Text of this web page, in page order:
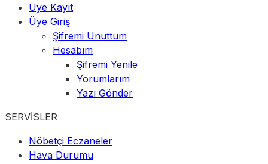
Üye Kayıt
Üye Giriş
Şifremi Unuttum
Hesabım
Şifremi Yenile
Yorumlarım
Yazı Gönder
SERVİSLER
Nöbetçi Eczaneler
Hava Durumu